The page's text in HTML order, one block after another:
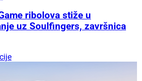
ribolova stiže u
uz Soulfingers, završnica